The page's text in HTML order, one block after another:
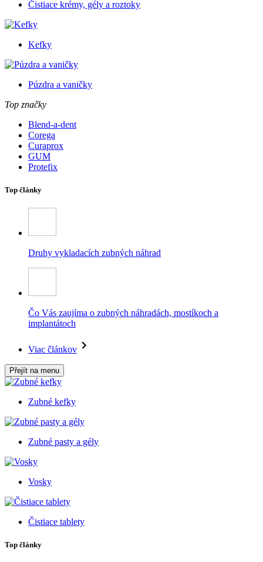
Čistiace krémy, gély a roztoky
Kefky
Púzdra a vaničky
Top značky
Blend-a-dent
Corega
Curaprox
GUM
Protefix
Top články
Druhy vykladacích zubných náhrad
Čo Vás zaujíma o zubných náhradách, mostíkoch a
implantátoch
Viac článkov
Přejít na menu
Zubné kefky
Zubné pasty a gély
Vosky
Čistiace tablety
Top články